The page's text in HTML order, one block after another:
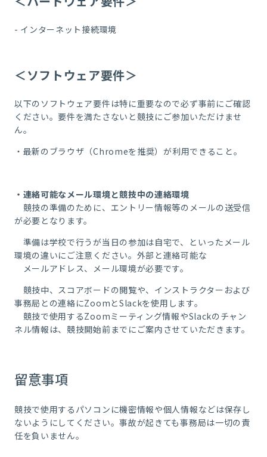
- インターネット接続環境
＜ソフトウェア要件＞
以下のソフトウェア要件は特に重要なので必ず事前にご確認
ください。要件を満たさないと競技にご参加いただけませ
ん。
・最新のブラウザ（Chromeを推奨）が利用できること。
・連絡可能なメール環境と競技中の連絡環境
競技の準備のために、エントリー情報等のメールの送受信
が必要となります。
準備は学校で行うが当日の参加は自宅で、といったメール
環境の違いにご注意ください。外部と連絡可能な
メールアドレス、メール環境が必要です。
競技中、スコアボードの閲覧や、インストラクターおよび
事務局との連絡にZoomとSlackを使用します。
競技で使用するZoomミーティング情報やSlackのチャン
ネル情報は、競技開始前までにご案内させていただきます。
留意事項
競技で使用するパソコンに機密情報や個人情報などは保存し
ないようにしてください。事故が起きても事務局は一切の責
任を負いません。